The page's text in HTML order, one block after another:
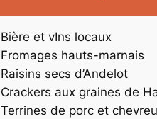
Bière et vIns locaux
Fromages hauts-marnais
Raisins secs d’Andelot
Crackers aux graines de
Terrines de porc et